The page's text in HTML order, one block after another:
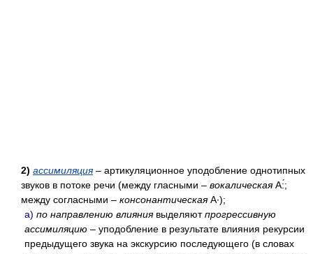
2) ассимиляция– артикуляционное уподобление однотипных
звуков в потоке речи (между гласными – вокалическаяА:́;
между согласными – консонантическаяА·);
а) по направлению влияниявыделяютпрогрессивную
ассимиляцию – уподобление в результате влияния рекурсии
предыдущего звука на экскурсию последующего (в словах